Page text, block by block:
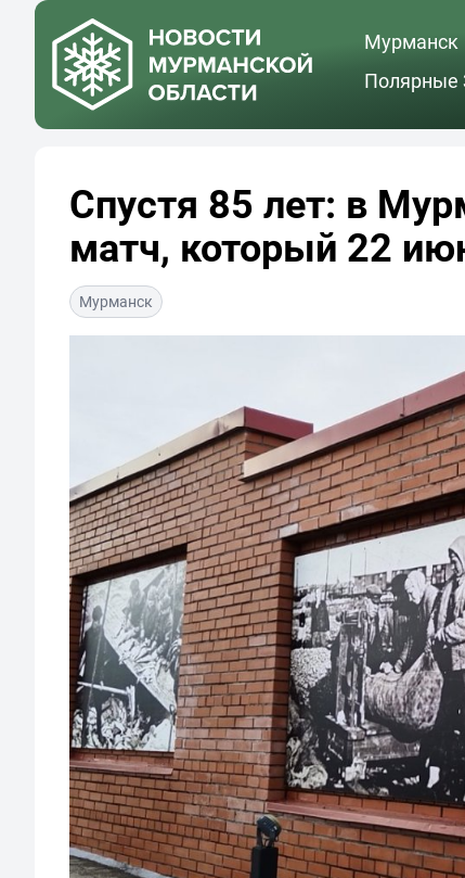
Мурманск
Полярные
Спустя 85 лет: в
матч, который 22
Мурманск